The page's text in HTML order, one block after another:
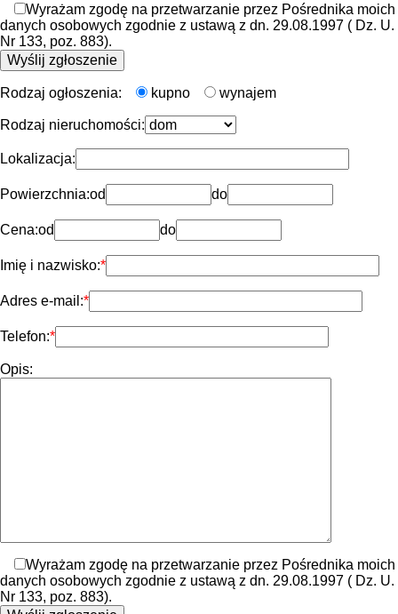
Wyrażam zgodę na przetwarzanie przez Pośrednika moich
danych osobowych zgodnie z ustawą z dn. 29.08.1997 ( Dz. U.
Nr 133, poz. 883).
Rodzaj ogłoszenia: kupno wynajem
Rodzaj nieruchomości:
Lokalizacja:
Powierzchnia:od do
Cena:od do
Imię i nazwisko:
Adres e-mail:
Telefon:
Opis:
Wyrażam zgodę na przetwarzanie przez Pośrednika moich
danych osobowych zgodnie z ustawą z dn. 29.08.1997 ( Dz. U.
Nr 133, poz. 883).